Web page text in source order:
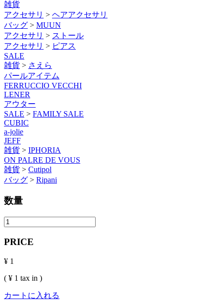
雑貨
アクセサリ > ヘアアクセサリ
バッグ > MUUN
アクセサリ > ストール
アクセサリ > ピアス
SALE
雑貨 > さえら
パールアイテム
FERRUCCIO VECCHI
LENER
アウター
SALE > FAMILY SALE
CUBIC
a-jolie
JEFF
雑貨 > IPHORIA
ON PALRE DE VOUS
雑貨 > Cutipol
バッグ > Ripani
数量
PRICE
¥ 1
( ¥ 1 tax in )
カートに入れる